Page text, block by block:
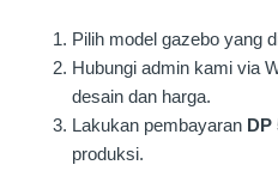
Pilih model gazebo yang
Hubungi admin kami via
desain dan harga.
Lakukan pembayaran DP
produksi.